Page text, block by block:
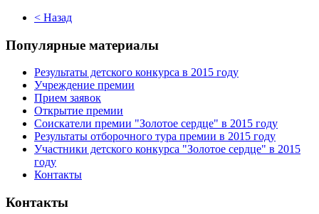
< Назад
Популярные материалы
Результаты детского конкурса в 2015 году
Учреждение премии
Прием заявок
Открытие премии
Соискатели премии "Золотое сердце" в 2015 году
Результаты отборочного тура премии в 2015 году
Участники детского конкурса "Золотое сердце" в 2015
году
Контакты
Контакты